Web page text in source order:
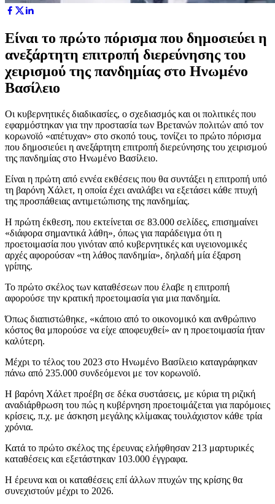
Είναι το πρώτο πόρισμα που δημοσιεύει η
ανεξάρτητη επιτροπή διερεύνησης του
χειρισμού της πανδημίας στο Ηνωμένο
Βασίλειο
Οι κυβερνητικές διαδικασίες, ο σχεδιασμός και οι πολιτικές που
εφαρμόστηκαν για την προστασία των Βρετανών πολιτών από τον
κορωνοϊό «απέτυχαν» στο σκοπό τους, τονίζει το πρώτο πόρισμα
που δημοσιεύει η ανεξάρτητη επιτροπή διερεύνησης του χειρισμού
της πανδημίας στο Ηνωμένο Βασίλειο.
Είναι η πρώτη από εννέα εκθέσεις που θα συντάξει η επιτροπή υπό
τη βαρόνη Χάλετ, η οποία έχει αναλάβει να εξετάσει κάθε πτυχή
της προσπάθειας αντιμετώπισης της πανδημίας.
Η πρώτη έκθεση, που εκτείνεται σε 83.000 σελίδες, επισημαίνει
«διάφορα σημαντικά λάθη», όπως για παράδειγμα ότι η
προετοιμασία που γινόταν από κυβερνητικές και υγειονομικές
αρχές αφορούσαν «τη λάθος πανδημία», δηλαδή μία έξαρση
γρίπης.
Το πρώτο σκέλος των καταθέσεων που έλαβε η επιτροπή
αφορούσε την κρατική προετοιμασία για μια πανδημία.
Όπως διαπιστώθηκε, «κάποιο από το οικονομικό και ανθρώπινο
κόστος θα μπορούσε να είχε αποφευχθεί» αν η προετοιμασία ήταν
καλύτερη.
Μέχρι το τέλος του 2023 στο Ηνωμένο Βασίλειο καταγράφηκαν
πάνω από 235.000 συνδεόμενοι με τον κορωνοϊό.
Η βαρόνη Χάλετ προέβη σε δέκα συστάσεις, με κύρια τη ριζική
αναδιάρθρωση του πώς η κυβέρνηση προετοιμάζεται για παρόμοιες
κρίσεις, π.χ. με άσκηση μεγάλης κλίμακας τουλάχιστον κάθε τρία
χρόνια.
Κατά το πρώτο σκέλος της έρευνας ελήφθησαν 213 μαρτυρικές
καταθέσεις και εξετάστηκαν 103.000 έγγραφα.
Η έρευνα και οι καταθέσεις επί άλλων πτυχών της κρίσης θα
συνεχιστούν μέχρι το 2026.